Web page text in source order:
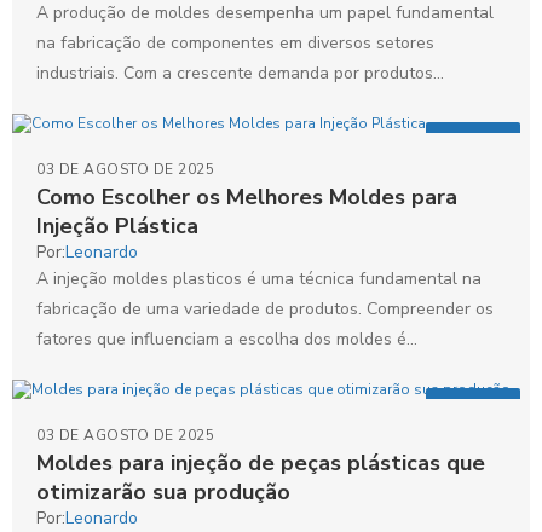
A produção de moldes desempenha um papel fundamental
na fabricação de componentes em diversos setores
industriais. Com a crescente demanda por produtos
Como Escolher os Melhores Moldes para
Injeção Plástica
03 DE AGOSTO DE 2025
Por:Leonardo
A injeção moldes plasticos é uma técnica fundamental na
fabricação de uma variedade de produtos. Compreender os
fatores que influenciam a escolha dos moldes é...
Moldes para injeção de peças plásticas que
otimizarão sua produção
03 DE AGOSTO DE 2025
Por:Leonardo